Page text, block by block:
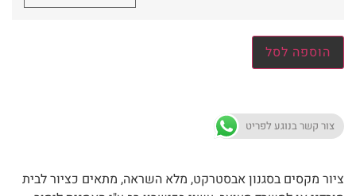
הוספה לסל
צור קשר בנוגע לפריט
ציור מקסים בסגנון אבסטרקט, מלא השראה, מתאים כציור לבית